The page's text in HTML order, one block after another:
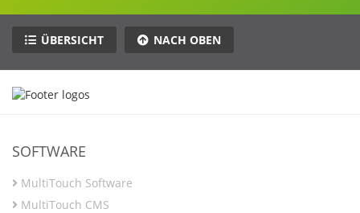
ÜBERSICHT NACH OBEN
SOFTWARE
MultiTouch Software
MultiTouch CMS